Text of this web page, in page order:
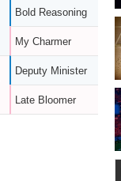
Bold Reasoning
My Charmer
Deputy Minister
Late Bloomer